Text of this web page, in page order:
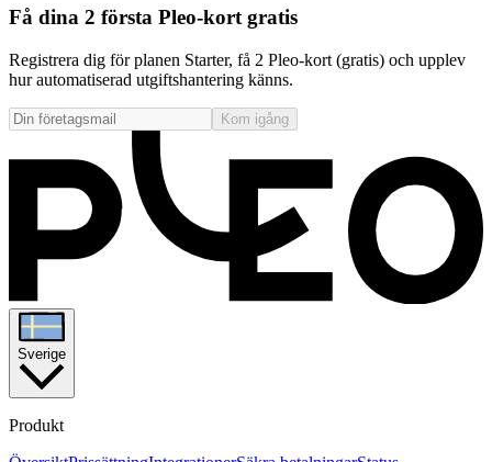
Få dina 2 första Pleo-kort gratis
Registrera dig för planen Starter, få 2 Pleo-kort (gratis) och upplev
hur automatiserad utgiftshantering känns.
Kom igång
Sverige
Produkt